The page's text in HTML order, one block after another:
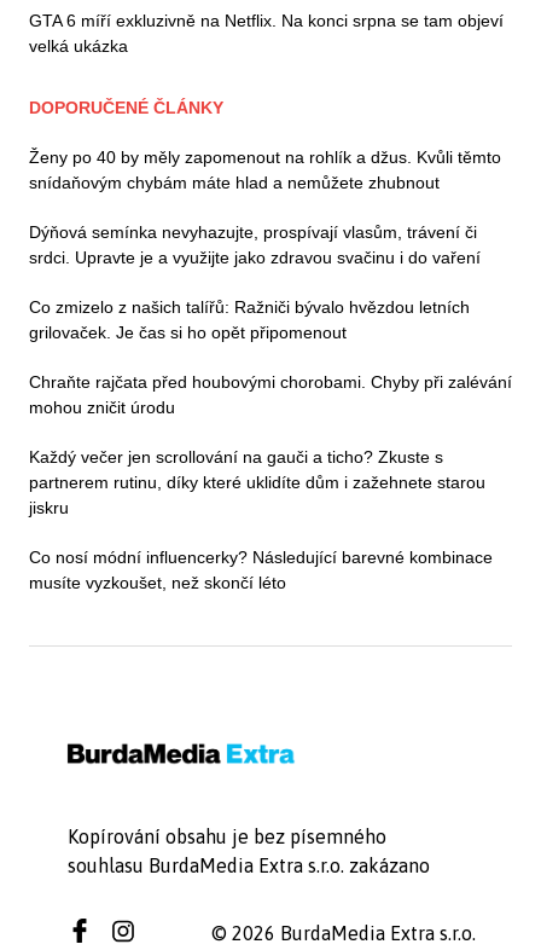
GTA 6 míří exkluzivně na Netflix. Na konci srpna se tam objeví
velká ukázka
DOPORUČENÉ ČLÁNKY
Ženy po 40 by měly zapomenout na rohlík a džus. Kvůli těmto
snídaňovým chybám máte hlad a nemůžete zhubnout
Dýňová semínka nevyhazujte, prospívají vlasům, trávení či
srdci. Upravte je a využijte jako zdravou svačinu i do vaření
Co zmizelo z našich talířů: Ražniči bývalo hvězdou letních
grilovaček. Je čas si ho opět připomenout
Chraňte rajčata před houbovými chorobami. Chyby při zalévání
mohou zničit úrodu
Každý večer jen scrollování na gauči a ticho? Zkuste s
partnerem rutinu, díky které uklidíte dům i zažehnete starou
jiskru
Co nosí módní influencerky? Následující barevné kombinace
musíte vyzkoušet, než skončí léto
Kopírování obsahu je bez písemného
souhlasu BurdaMedia Extra s.r.o. zakázano
© 2026 BurdaMedia Extra s.r.o.